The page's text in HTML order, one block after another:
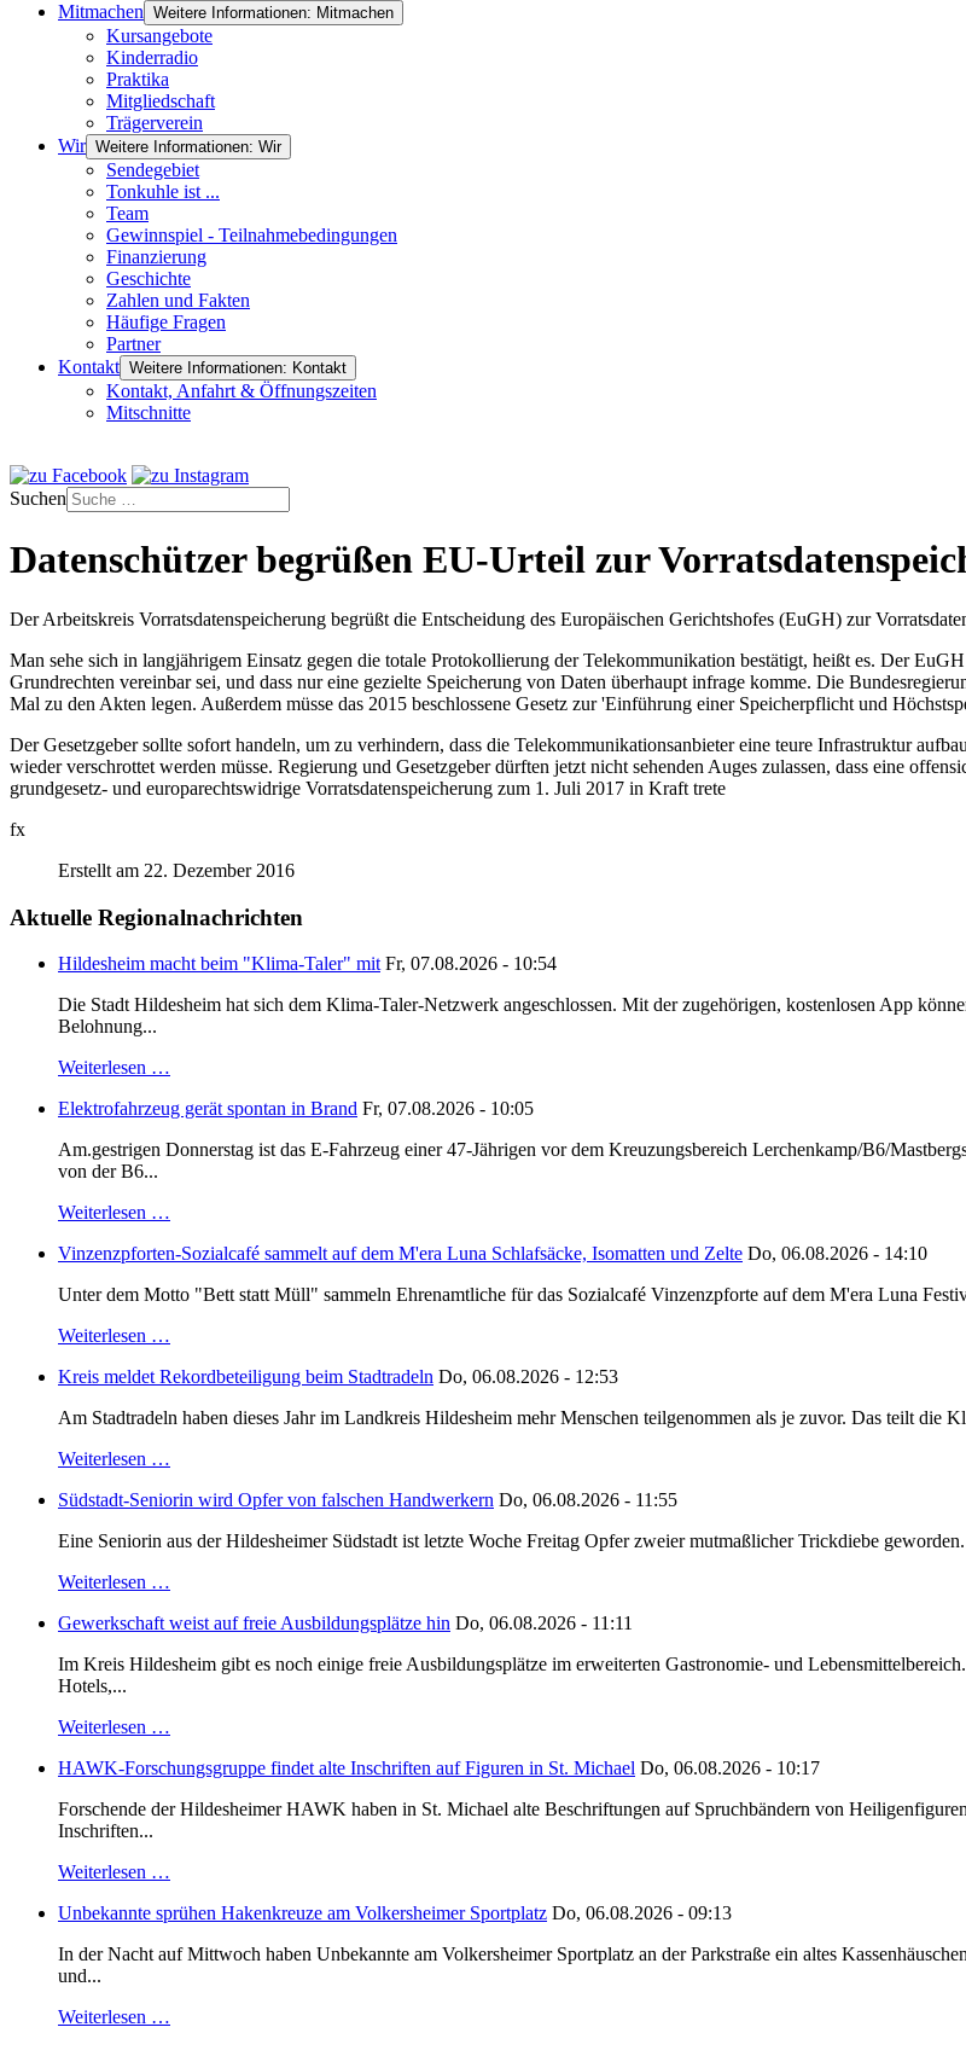
Mitmachen Weitere Informationen: Mitmachen
Kursangebote
Kinderradio
Praktika
Mitgliedschaft
Trägerverein
Wir Weitere Informationen: Wir
Sendegebiet
Tonkuhle ist ...
Team
Gewinnspiel - Teilnahmebedingungen
Finanzierung
Geschichte
Zahlen und Fakten
Häufige Fragen
Partner
Kontakt Weitere Informationen: Kontakt
Kontakt, Anfahrt & Öffnungszeiten
Mitschnitte
Suchen
Datenschützer begrüßen EU-Urteil zur
Der Arbeitskreis Vorratsdatenspeicherung begrüßt die Entscheidung des Europäischen Gerichtshofes (EuGH) zur
Man sehe sich in langjährigem Einsatz gegen die totale Protokollierung der Telekommunikation bestätigt, heißt es. Der
Grundrechten vereinbar sei, und dass nur eine gezielte Speicherung von Daten überhaupt infrage komme. Die
Mal zu den Akten legen. Außerdem müsse das 2015 beschlossene Gesetz zur 'Einführung einer Speicherpflicht und
Der Gesetzgeber sollte sofort handeln, um zu verhindern, dass die Telekommunikationsanbieter eine teure Infrastruktur
wieder verschrottet werden müsse. Regierung und Gesetzgeber dürften jetzt nicht sehenden Auges zulassen, dass eine
grundgesetz- und europarechtswidrige Vorratsdatenspeicherung zum 1. Juli 2017 in Kraft trete
fx
Erstellt am 22. Dezember 2016
Aktuelle Regionalnachrichten
Hildesheim macht beim "Klima-Taler" mit Fr, 07.08.2026 - 10:54
Die Stadt Hildesheim hat sich dem Klima-Taler-Netzwerk angeschlossen. Mit der zugehörigen, kostenlosen App
Belohnung...
Weiterlesen …
Elektrofahrzeug gerät spontan in Brand Fr, 07.08.2026 - 10:05
Am.gestrigen Donnerstag ist das E-Fahrzeug einer 47-Jährigen vor dem Kreuzungsbereich Lerchenkamp/B6/
von der B6...
Weiterlesen …
Vinzenzpforten-Sozialcafé sammelt auf dem M'era Luna Schlafsäcke, Isomatten und Zelte Do, 06.08.2026 - 14:10
Unter dem Motto "Bett statt Müll" sammeln Ehrenamtliche für das Sozialcafé Vinzenzpforte auf dem M'era Luna
Weiterlesen …
Kreis meldet Rekordbeteiligung beim Stadtradeln Do, 06.08.2026 - 12:53
Am Stadtradeln haben dieses Jahr im Landkreis Hildesheim mehr Menschen teilgenommen als je zuvor. Das teilt
Weiterlesen …
Südstadt-Seniorin wird Opfer von falschen Handwerkern Do, 06.08.2026 - 11:55
Eine Seniorin aus der Hildesheimer Südstadt ist letzte Woche Freitag Opfer zweier mutmaßlicher Trickdiebe
Weiterlesen …
Gewerkschaft weist auf freie Ausbildungsplätze hin Do, 06.08.2026 - 11:11
Im Kreis Hildesheim gibt es noch einige freie Ausbildungsplätze im erweiterten Gastronomie- und
Hotels,...
Weiterlesen …
HAWK-Forschungsgruppe findet alte Inschriften auf Figuren in St. Michael Do, 06.08.2026 - 10:17
Forschende der Hildesheimer HAWK haben in St. Michael alte Beschriftungen auf Spruchbändern von
Inschriften...
Weiterlesen …
Unbekannte sprühen Hakenkreuze am Volkersheimer Sportplatz Do, 06.08.2026 - 09:13
In der Nacht auf Mittwoch haben Unbekannte am Volkersheimer Sportplatz an der Parkstraße ein altes
und...
Weiterlesen …